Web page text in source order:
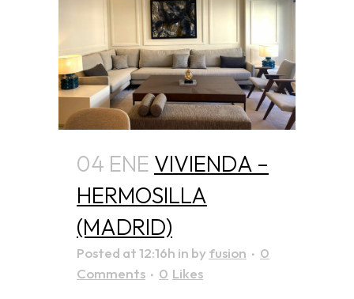
04 ENE VIVIENDA –
HERMOSILLA
(MADRID)
Posted at 12:16h in byfusion
0
Comments
0 Likes